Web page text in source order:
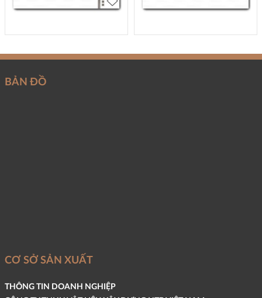
BẢN ĐỒ
CƠ SỞ SẢN XUẤT
THÔNG TIN DOANH NGHIỆP